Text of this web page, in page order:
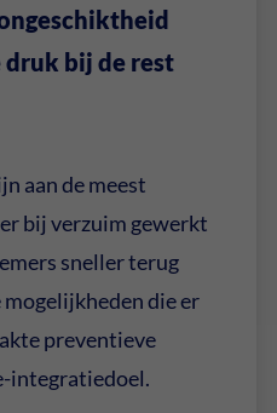
druk bij de rest
aan de meest
bij verzuim gewerkt
sneller terug
die er
preventieve
integratiedoel.